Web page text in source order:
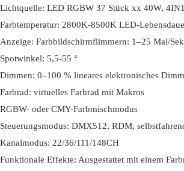
Lichtquelle: LED RGBW 37 Stück xx 40W,
Farbtemperatur: 2800K-8500K LED-
Anzeige: Farbbildschirmflimmern: 1–25 Mal/
Spotwinkel: 5,5-55 °
Dimmen: 0–100 % lineares elektronisches
Farbrad: virtuelles Farbrad mit Makros
RGBW- oder CMY-Farbmischmodus
Steuerungsmodus: DMX512, RDM,
Kanalmodus: 22/36/111/148CH
Funktionale Effekte: Ausgestattet mit einem